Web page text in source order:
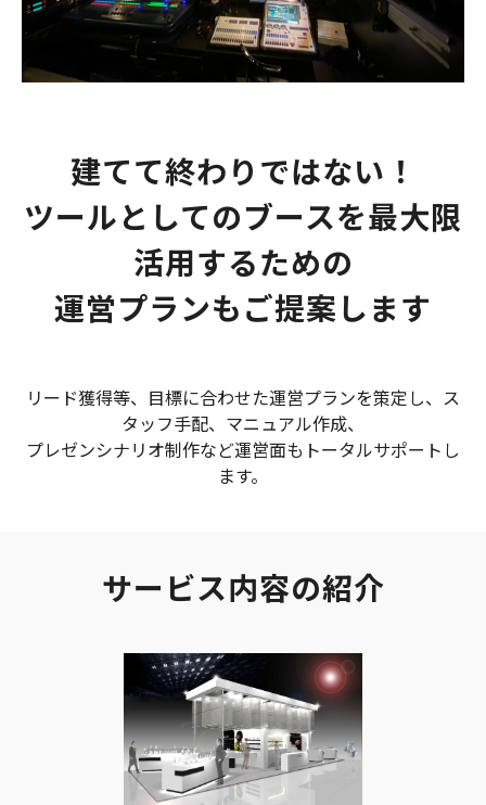
建てて終わりではない！
ツールとしてのブースを最大限
活用するための
運営プランもご提案します
リード獲得等、目標に合わせた運営プランを策定し、ス
タッフ手配、マニュアル作成、
プレゼンシナリオ制作など運営面もトータルサポートし
ます。
サービス内容の紹介